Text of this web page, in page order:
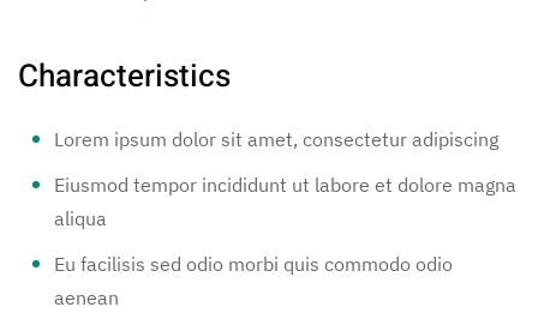
Characteristics
Lorem ipsum dolor sit amet, consectetur adipiscing
Eiusmod tempor incididunt ut labore et dolore magna
aliqua
Eu facilisis sed odio morbi quis commodo odio
aenean